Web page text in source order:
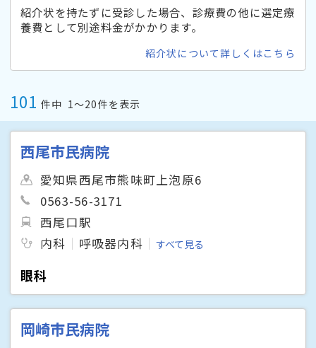
紹介状を持たずに受診した場合、診療費の他に選定療
養費として別途料金がかかります。
紹介状について詳しくはこちら
101 件中 1〜20件を表示
西尾市民病院
愛知県西尾市熊味町上泡原6
0563-56-3171
西尾口駅
内科
呼吸器内科 すべて見る
眼科
岡崎市民病院